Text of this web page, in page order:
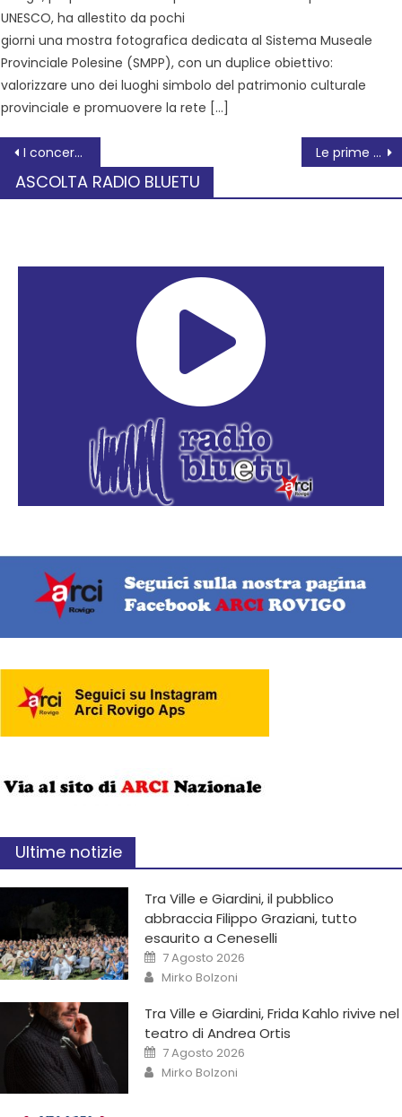
UNESCO, ha allestito da pochi
giorni una mostra fotografica dedicata al Sistema Museale
Provinciale Polesine (SMPP), con un duplice obiettivo:
valorizzare uno dei luoghi simbolo del patrimonio culturale
provinciale e promuovere la rete […]
I concerti per clavicembali e archi di Johann Sebastian Bach Le prime iniziative del Comitato per il No al referendum sulla Giutizia
ASCOLTA RADIO BLUETU
Ultime notizie
Tra Ville e Giardini, il pubblico
abbraccia Filippo Graziani, tutto
esaurito a Ceneselli
7 Agosto 2026
Mirko Bolzoni
Tra Ville e Giardini, Frida Kahlo rivive nel
teatro di Andrea Ortis
7 Agosto 2026
Mirko Bolzoni